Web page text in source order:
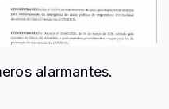
alarmantes.